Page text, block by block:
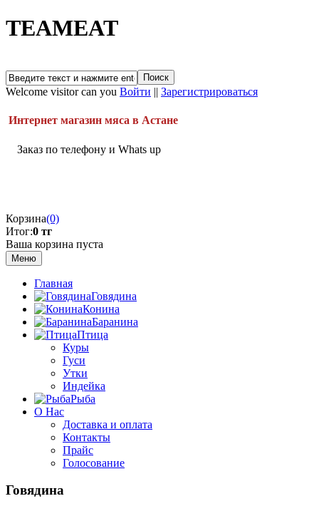
TEAMEAT
Welcome visitor can you Войти || Зарегистрироваться
Интернет магазин мяса в Астане
Заказ по телефону и Whats up
Корзина(0)
Итог:0 тг
Ваша корзина пуста
Меню
Главная
Говядина
Конина
Баранина
Птица
Куры
Гуси
Утки
Индейка
Рыба
О Нас
Доставка и оплата
Контакты
Прайс
Голосование
Говядина